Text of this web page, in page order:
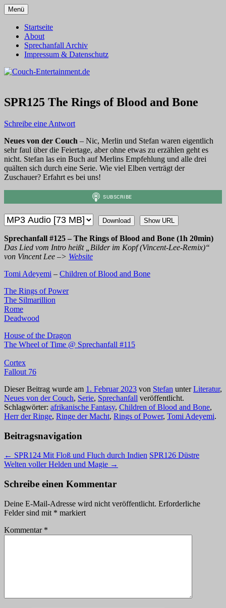
Zum
Inhalt
springen
Couch-Entertainment.de
Menü
Startseite
About
Sprechanfall Archiv
Impressum & Datenschutz
SPR125 The Rings of Blood and Bone
Schreibe eine Antwort
Neues von der Couch – Nic, Merlin und Stefan waren eigentlich
sehr faul über die Feiertage, aber ohne etwas zu erzählen geht es
nicht. Stefan las ein Buch auf Merlins Empfehlung und alle drei
quälten sich durch eine Serie. Wie viel Elben verträgt der
Zuschauer? Erfahrt es bei uns!
Download Show URL
Sprechanfall #125 – The Rings of Blood and Bone (1h 20min)
Das Lied vom Intro heißt „Bilder im Kopf (Vincent-Lee-Remix)“
von Vincent Lee –> Website
Tomi Adeyemi – Children of Blood and Bone
The Rings of Power
The Silmarillion
Rome
Deadwood
House of the Dragon
The Wheel of Time @ Sprechanfall #115
Cortex
Fallout 76
Dieser Beitrag wurde am 1. Februar 2023 von Stefan unterLiteratur,
Neues von der Couch, Serie, Sprechanfall veröffentlicht.
Schlagwörter: afrikanische Fantasy, Children of Blood and Bone,
Herr der Ringe, Ringe der Macht, Rings of Power, Tomi Adeyemi.
Beitragsnavigation
← SPR124 Mit Floß und Fluch durch Indien SPR126 Düstre
Welten voller Helden und Magie →
Schreibe einen Kommentar
Deine E-Mail-Adresse wird nicht veröffentlicht. Erforderliche
Felder sind mit * markiert
Kommentar *